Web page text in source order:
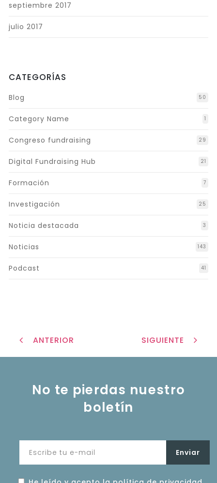
septiembre 2017
julio 2017
CATEGORÍAS
Blog 50
Category Name 1
Congreso fundraising 29
Digital Fundraising Hub 21
Formación 7
Investigación 25
Noticia destacada 3
Noticias 143
Podcast 41
ANTERIOR SIGUIENTE
No te pierdas nuestro
boletín